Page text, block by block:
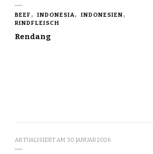
BEEF INDONESIA
INDONESIEN
RINDFLEISCH
Rendang
AKTUALISIERT AM 30. JANUAR 2026